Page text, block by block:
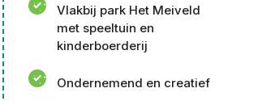
Vlakbij park Het Meiveld
met speeltuin en
kinderboerderij
Ondernemend en creatief